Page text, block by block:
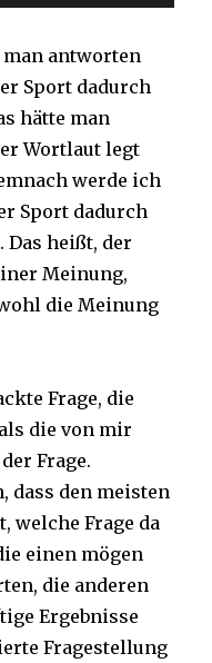
antworten
Sport dadurch
hätte man
Wortlaut legt
werde ich
Sport dadurch
heißt, der
Meinung,
die Meinung
Frage, die
die von mir
Frage.
dass den meisten
welche Frage da
einen mögen
die anderen
Ergebnisse
Fragestellung